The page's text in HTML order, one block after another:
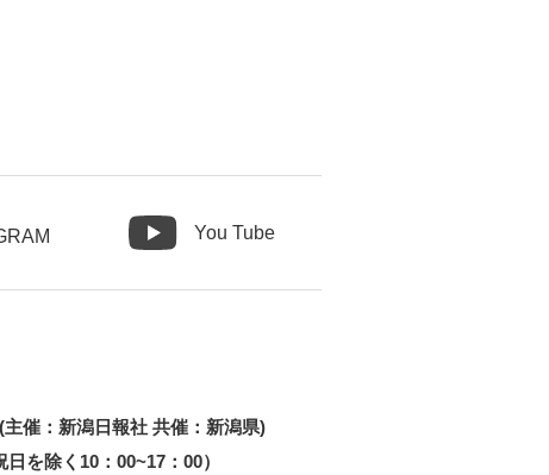
You Tube
(主催：新潟日報社 共催：新潟県)
を除く10：00~17：00）